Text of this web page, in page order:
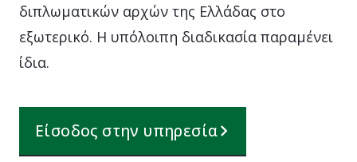
διπλωματικών αρχών της Ελλάδας στο
εξωτερικό. Η υπόλοιπη διαδικασία παραμένει
ίδια.
Είσοδος στην υπηρεσία